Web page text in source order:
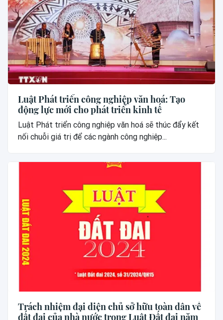
Luật Phát triển công nghiệp văn hoá: Tạo
động lực mới cho phát triển kinh tế
Luật Phát triển công nghiệp văn hoá sẽ thúc đẩy kết
nối chuỗi giá trị để các ngành công nghiệp...
Trách nhiệm đại diện chủ sở hữu toàn dân về
đất đai của nhà nước trong Luật Đất đai năm